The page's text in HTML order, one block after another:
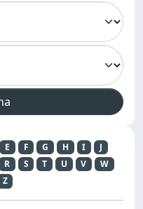
E F G H I
J
R S T U V
W
Z